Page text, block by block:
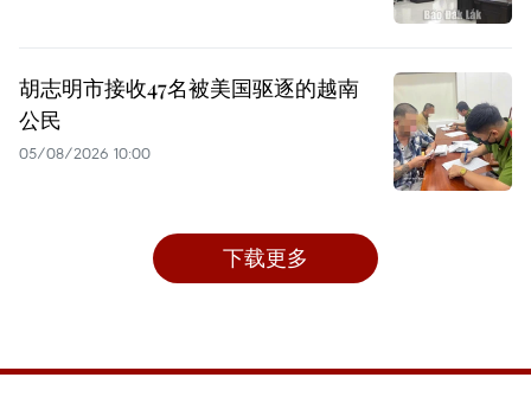
胡志明市接收47名被美国驱逐的越南
公民
05/08/2026 10:00
下载更多